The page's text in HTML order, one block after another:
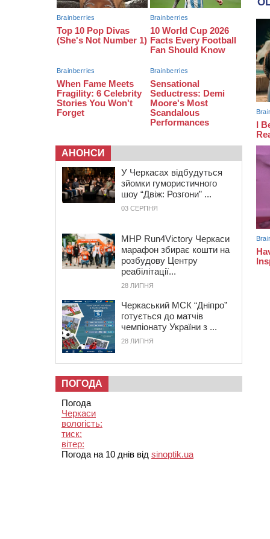
країни грузина, який відсидів
термін у колонії
05 СЕРПНЯ 2026, СЕРЕДА
20:28 Наступні два дні на Черкащині
прогнозують пік африканського
“пекла”
АНОНСИ
У Черкасах відбудуться
зйомки гумористичного
шоу “Двіж: Розгони” ...
03 СЕРПНЯ
MHP Run4Victory Черкаси
марафон збирає кошти на
розбудову Центру
реабілітації...
28 ЛИПНЯ
Черкаський МСК “Дніпро”
готується до матчів
чемпіонату України з ...
28 ЛИПНЯ
ПОГОДА
Погода
Черкаси
вологість:
тиск:
вітер:
Погода на 10 днів від sinoptik.ua